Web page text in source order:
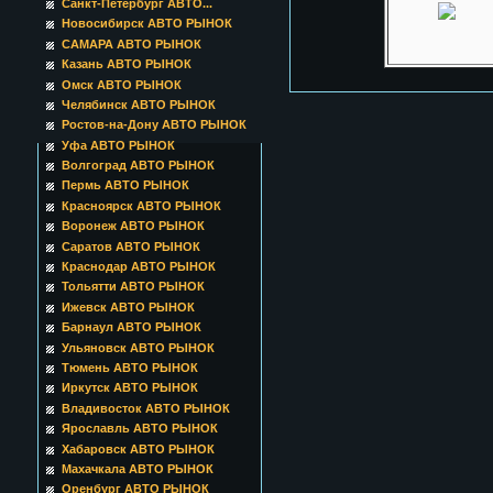
Санкт-Петербург АВТО...
Новосибирск АВТО РЫНОК
САМАРА АВТО РЫНОК
Казань АВТО РЫНОК
Омск АВТО РЫНОК
Челябинск АВТО РЫНОК
Ростов-на-Дону АВТО РЫНОК
Уфа АВТО РЫНОК
Волгоград АВТО РЫНОК
Пермь АВТО РЫНОК
Красноярск АВТО РЫНОК
Воронеж АВТО РЫНОК
Саратов АВТО РЫНОК
Краснодар АВТО РЫНОК
Тольятти АВТО РЫНОК
Ижевск АВТО РЫНОК
Барнаул АВТО РЫНОК
Ульяновск АВТО РЫНОК
Тюмень АВТО РЫНОК
Иркутск АВТО РЫНОК
Владивосток АВТО РЫНОК
Ярославль АВТО РЫНОК
Хабаровск АВТО РЫНОК
Махачкала АВТО РЫНОК
Оренбург АВТО РЫНОК